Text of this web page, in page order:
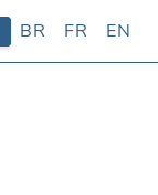
BR FR EN